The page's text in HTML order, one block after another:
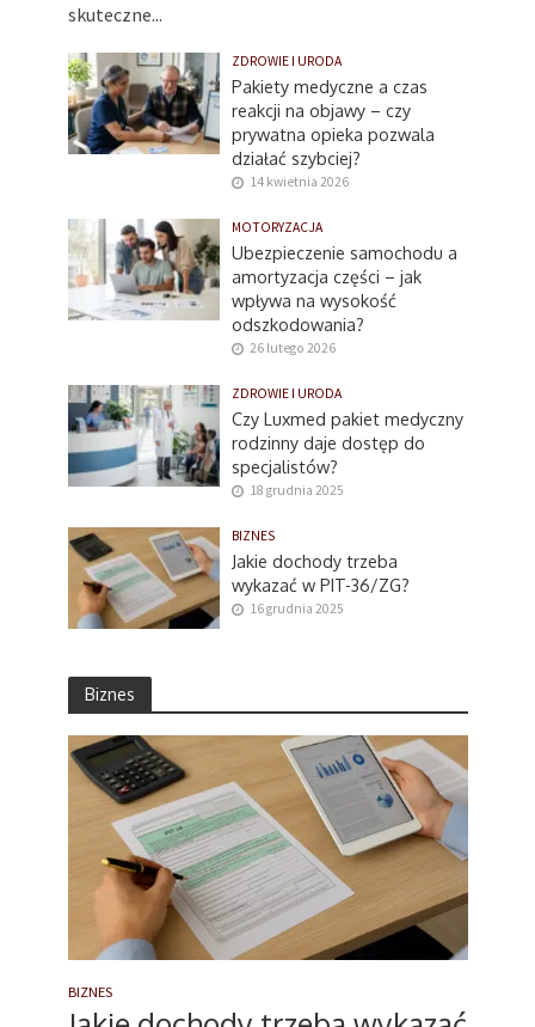
skuteczne...
ZDROWIE I URODA
Pakiety medyczne a czas
reakcji na objawy – czy
prywatna opieka pozwala
działać szybciej?
14 kwietnia 2026
MOTORYZACJA
Ubezpieczenie samochodu a
amortyzacja części – jak
wpływa na wysokość
odszkodowania?
26 lutego 2026
ZDROWIE I URODA
Czy Luxmed pakiet medyczny
rodzinny daje dostęp do
specjalistów?
18 grudnia 2025
BIZNES
Jakie dochody trzeba
wykazać w PIT-36/ZG?
16 grudnia 2025
Biznes
BIZNES